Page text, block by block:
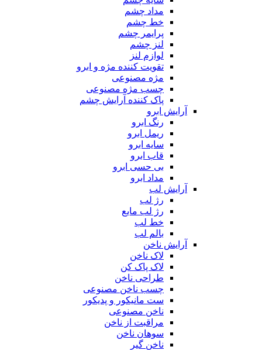
مداد چشم
خط چشم
پرایمر چشم
لنز چشم
لوازم لنز
تقویت کننده مژه و ابرو
مژه مصنوعی
چسب مژه مصنوعی
پاک کننده آرایش چشم
آرایش ابرو
رنگ ابرو
ریمل ابرو
سایه ابرو
قاب ابرو
بی حسی ابرو
مداد ابرو
آرایش لب
رژ لب
رژ لب مایع
خط لب
بالم لب
آرایش ناخن
لاک ناخن
لاک پاک کن
طراحی ناخن
چسب ناخن مصنوعی
ست مانیکور و پدیکور
ناخن مصنوعی
مراقبت از ناخن
سوهان ناخن
ناخن گیر